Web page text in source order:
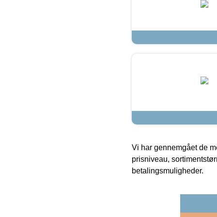
Vi har gennemgået de
prisniveau,
betalingsmuligheder.